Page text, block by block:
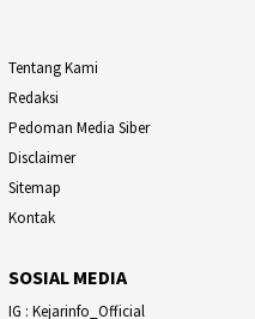
Tentang Kami
Redaksi
Pedoman Media Siber
Disclaimer
Sitemap
Kontak
SOSIAL MEDIA
IG : Kejarinfo_Official